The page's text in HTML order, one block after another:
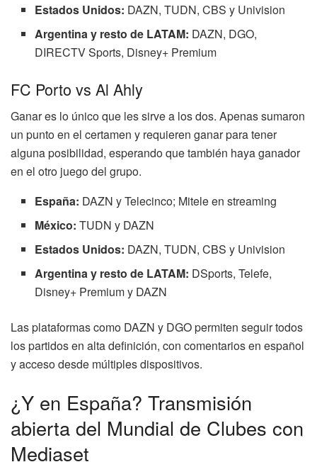
Estados Unidos: DAZN, TUDN, CBS y Univision
Argentina y resto de LATAM: DAZN, DGO,
DIRECTV Sports, Disney+ Premium
FC Porto vs Al Ahly
Ganar es lo único que les sirve a los dos. Apenas sumaron
un punto en el certamen y requieren ganar para tener
alguna posibilidad, esperando que también haya ganador
en el otro juego del grupo.
España: DAZN y Telecinco; Mitele en streaming
México: TUDN y DAZN
Estados Unidos: DAZN, TUDN, CBS y Univision
Argentina y resto de LATAM: DSports, Telefe,
Disney+ Premium y DAZN
Las plataformas como DAZN y DGO permiten seguir todos
los partidos en alta definición, con comentarios en español
y acceso desde múltiples dispositivos.
¿Y en España? Transmisión
abierta del Mundial de Clubes con
Mediaset